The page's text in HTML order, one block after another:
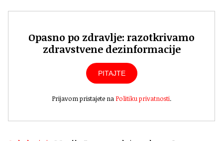
Opasno po zdravlje: razotkrivamo
zdravstvene dezinformacije
PITAJTE
Prijavom pristajete na Politiku privatnosti.